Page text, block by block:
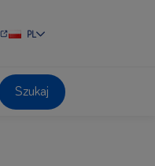
PL
Szukaj